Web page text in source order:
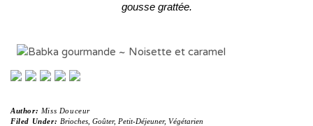
gousse grattée.
Author: Miss Douceur
Filed Under: Brioches, Goûter, Petit-Déjeuner, Végétarien